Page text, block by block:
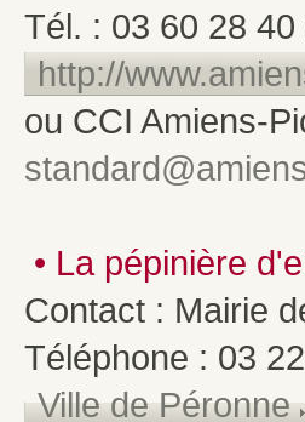
Tél. : 03 60 28 40
http://
ou CCI Amiens-
• La pépinière
Contact : Mairie
Téléphone : 03
Ville de Péronne